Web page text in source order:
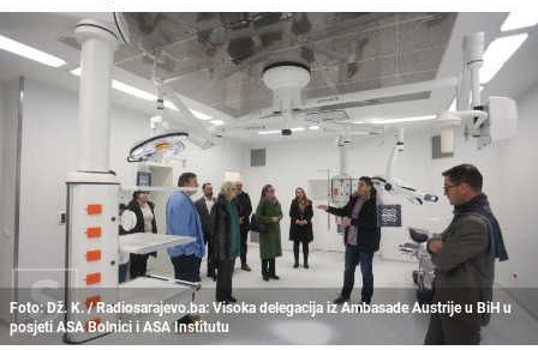
Foto: Dž. K. / Radiosarajevo.ba: Visoka delegacija iz Ambasade Austrije u BiH u
posjeti ASA Bolnici i ASA Institutu